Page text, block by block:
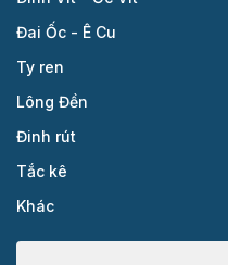
Đai Ốc - Ê Cu
Ty ren
Lông Đền
Đinh rút
Tắc kê
Khác